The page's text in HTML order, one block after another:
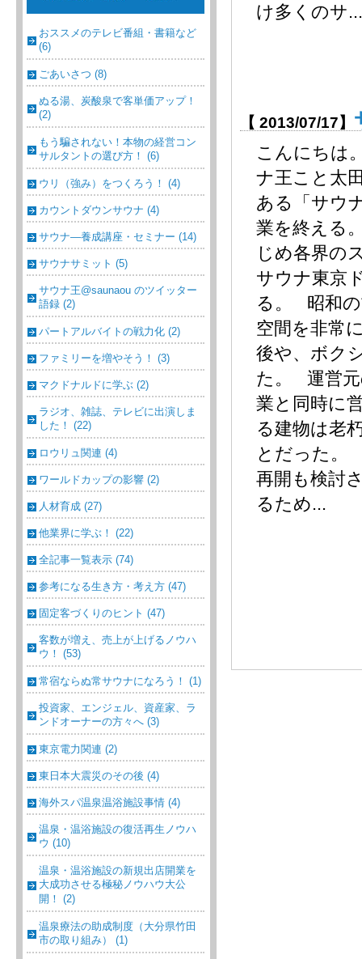
おススメのテレビ番組・書籍など
(6)
ごあいさつ (8)
ぬる湯、炭酸泉で客単価アップ！
(2)
もう騙されない！本物の経営コン
サルタントの選び方！ (6)
ウリ（強み）をつくろう！ (4)
カウントダウンサウナ (4)
サウナ―養成講座・セミナー (14)
サウナサミット (5)
サウナ王@saunaou のツイッター
語録 (2)
パートアルバイトの戦力化 (2)
ファミリーを増やそう！ (3)
マクドナルドに学ぶ (2)
ラジオ、雑誌、テレビに出演しま
した！ (22)
ロウリュ関連 (4)
ワールドカップの影響 (2)
人材育成 (27)
他業界に学ぶ！ (22)
全記事一覧表示 (74)
参考になる生き方・考え方 (47)
固定客づくりのヒント (47)
客数が増え、売上が上げるノウハ
ウ！ (53)
常宿ならぬ常サウナになろう！ (1)
投資家、エンジェル、資産家、ラ
ンドオーナーの方々へ (3)
東京電力関連 (2)
東日本大震災のその後 (4)
海外スパ温泉温浴施設事情 (4)
温泉・温浴施設の復活再生ノウハ
ウ (10)
温泉・温浴施設の新規出店開業を
大成功させる極秘ノウハウ大公
開！ (2)
温泉療法の助成制度（大分県竹田
市の取り組み） (1)
け多くのサ...
【 2013/07/17】
こんにちは
ナ王こと太
ある「サウ
業を終える
じめ各界の
サウナ東京
る。 昭和の
空間を非常
後や、ボク
た。 運営元
業と同時に
る建物は老
とだった。
再開も検討
るため...